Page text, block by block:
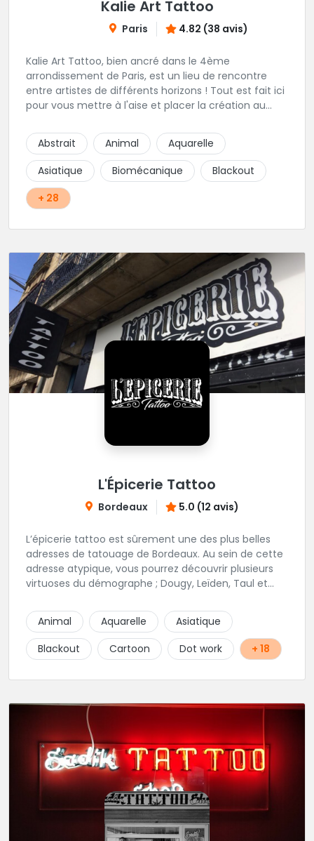
Kalie Art Tattoo
Paris 4.82 (38 avis)
Kalie Art Tattoo, bien ancré dans le 4ème
arrondissement de Paris, est un lieu de rencontre
entre artistes de différents horizons ! Tout est fait ici
pour vous mettre à l'aise et placer la création au
Abstrait
Animal
Aquarelle
Asiatique
Biomécanique
Blackout
+ 28
L'Épicerie Tattoo
Bordeaux 5.0 (12 avis)
L’épicerie tattoo est sûrement une des plus belles
adresses de tatouage de Bordeaux. Au sein de cette
adresse atypique, vous pourrez découvrir plusieurs
virtuoses du démographe ; Dougy, Leïden, Taul et
enfant et sympathique, vous pourrez demander
conseil pour votre tattoo. N'hésitez plus une seconde
pour rencontrer cette belle équipe !
Animal Aquarelle
Asiatique
Blackout
Cartoon Dot work + 18